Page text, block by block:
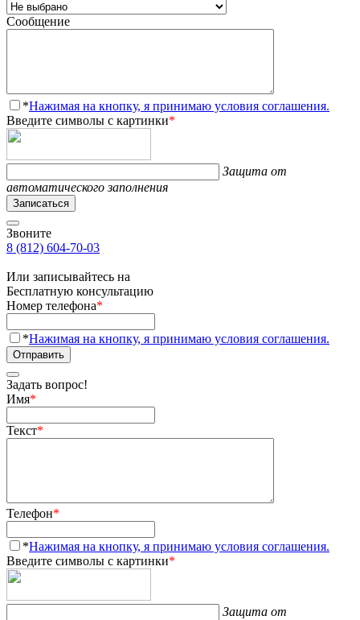
Сообщение
*Нажимая на кнопку, я принимаю условия соглашения.
Введите символы с картинки*
Защита от
автоматического заполнения
Записаться
Звоните
8 (812) 604-70-03
Или записывайтесь на
Бесплатную консультацию
Номер телефона*
*Нажимая на кнопку, я принимаю условия соглашения.
Отправить
Задать вопрос!
Имя*
Текст*
Телефон*
*Нажимая на кнопку, я принимаю условия соглашения.
Введите символы с картинки*
Защита от